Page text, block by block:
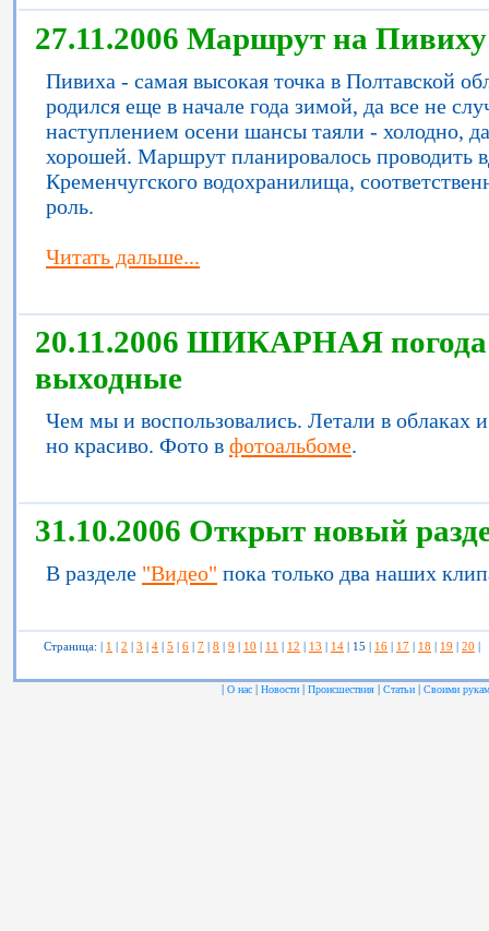
27.11.2006 Маршрут на Пивиху
Пивиха - самая высокая точка в Полтавской
родился еще в начале года зимой, да все не
наступлением осени шансы таяли - холодно,
хорошей. Маршрут планировалось проводить
Кременчугского водохранилища,
роль.
Читать дальше...
20.11.2006 ШИКАРНАЯ погода
выходные
Чем мы и воспользовались. Летали в облаках
но красиво. Фото в фотоальбоме.
31.10.2006 Открыт новый
В разделе "Видео" пока только два наших
Страница: | 1 | 2 | 3 | 4 | 5 | 6 | 7 | 8 | 9 | 10 | 11 | 12 | 13 | 14 | 15 | 16 | 17 | 18 | 19 | 20 |
| О нас | Новости | Происшествия | Статьи | Своими